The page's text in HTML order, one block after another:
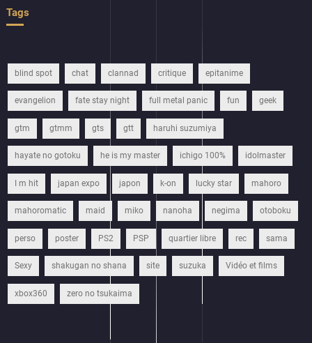
Tags
blind spot chat clannad critique epitanime
evangelion fate stay night full metal panic fun geek
gtm gtmm gts gtt haruhi suzumiya
hayate no gotoku he is my master ichigo 100% idolmaster
I m hit japan expo japon k-on lucky star mahoro
mahoromatic maid miko nanoha negima otoboku
perso poster PS2 PSP quartier libre rec sama
Sexy shakugan no shana site suzuka Vidéo et films
xbox360 zero no tsukaima